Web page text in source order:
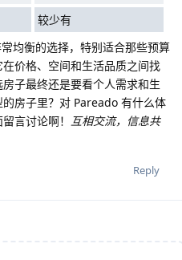
较少有
均衡的选择，特别适合那些预算
价格、空间和生活品质之间找
子最终还是要看个人需求和生
房子里？对 Pareado 有什么体
言讨论啊！ 互相交流，信息共
Reply